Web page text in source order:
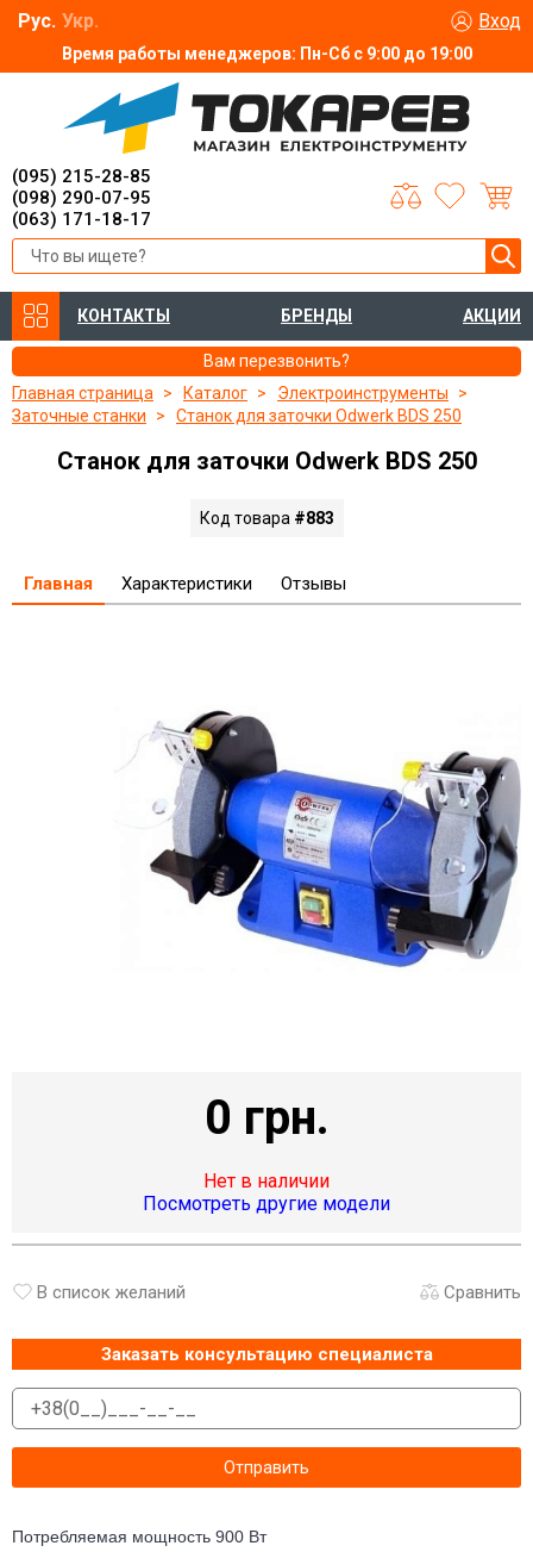
Время работы менеджеров: Пн-Сб с 9:00 до 19:00
Рус. Укр. Вход
(095) 215-28-85
(098) 290-07-95
(063) 171-18-17
КОНТАКТЫ БРЕНДЫ АКЦИИ
Вам перезвонить?
Главная страница
Каталог
Электроинструменты
Заточные станки
Станок для заточки Odwerk BDS 250
Станок для заточки Odwerk BDS 250
Код товара #883
Главная Характеристики Отзывы
0 грн.
Нет в наличии
Посмотреть другие модели
В список желаний Сравнить
Заказать консультацию специалиста
Потребляемая мощность 900 Вт